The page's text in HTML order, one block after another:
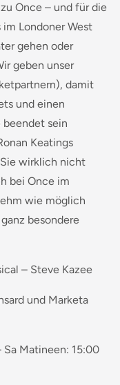
Once – und für die
Londoner West
gehen oder
geben unser
damit
und einen
beendet sein
Keatings
wirklich nicht
bei Once im
wie möglich
besondere
– Steve Kazee
und Marketa
Matineen: 15:00